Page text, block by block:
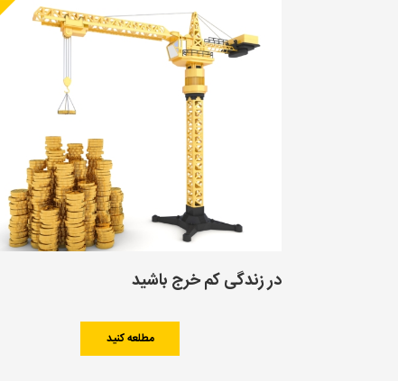
در زندگی کم خرج باشید
مطلعه کنید